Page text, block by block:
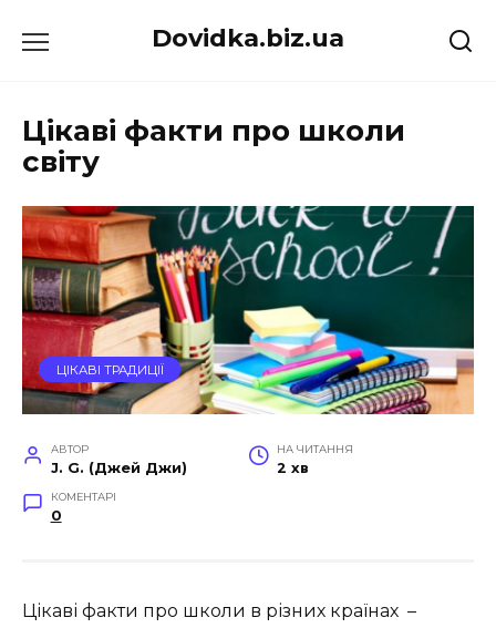
до
Dovidka.biz.ua
Цікаві факти про школи
світу
ЦІКАВІ ТРАДИЦІЇ
АВТОР
J. G. (Джей Джи)
НА ЧИТАННЯ
2 хв
КОМЕНТАРІ
0
Цікаві факти про школи в різних країнах –